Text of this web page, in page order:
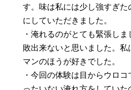
す。味は私には少し強すぎた
にしていただきました。
・淹れるのがとても緊張し
敗出来ないと思いました。
マンのほうが好きでした。
・今回の体験は目からウロ